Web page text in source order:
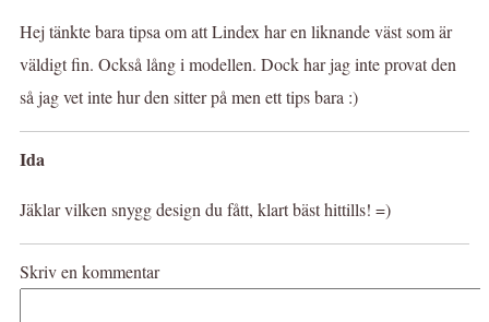
Hej tänkte bara tipsa om att Lindex har en liknande väst som är
väldigt fin. Också lång i modellen. Dock har jag inte provat den
så jag vet inte hur den sitter på men ett tips bara :)
Ida
Jäklar vilken snygg design du fått, klart bäst hittills! =)
Skriv en kommentar